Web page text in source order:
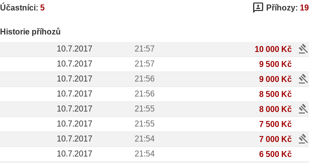
Účastníci: 5 3p Příhozy: 19
Historie příhozů
10.7.2017
21:57 10 000 Kč gavel
10.7.2017 21:57
9 500 Kč
10.7.2017
21:56 9 000 Kč gavel
10.7.2017 21:56
8 500 Kč
10.7.2017
21:55 8 000 Kč gavel
10.7.2017 21:55
7 500 Kč
10.7.2017
21:54 7 000 Kč gavel
10.7.2017 21:54
6 500 Kč